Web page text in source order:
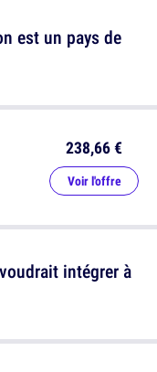
est un pays de
intégrer à
238,66 €
Voir l'offre